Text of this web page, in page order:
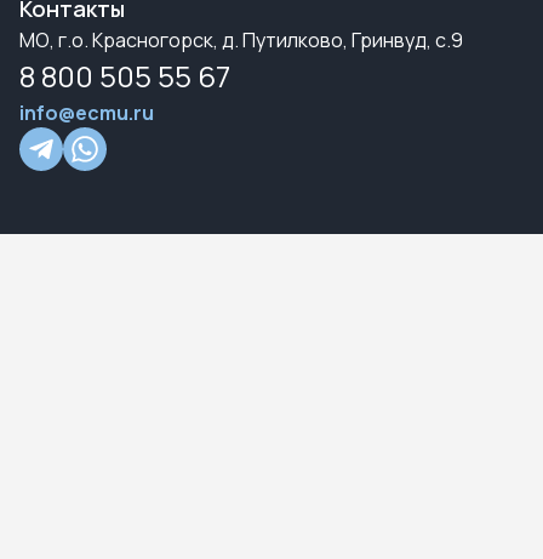
Контакты
МО, г.о. Красногорск, д. Путилково, Гринвуд, с.9
8 800 505 55 67
info@ecmu.ru